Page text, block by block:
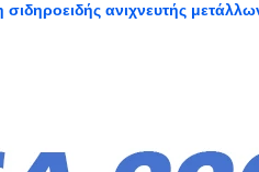
ανιχνευτής